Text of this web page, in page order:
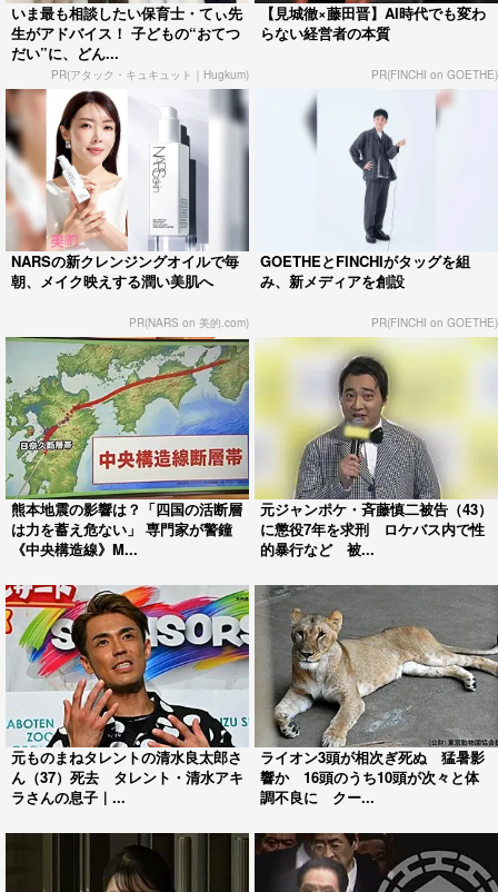
いま最も相談したい保育士・てぃ先
生がアドバイス！ 子どもの“おてつ
だい”に、どん...
PR(アタック・キュキュット｜Hugkum)
【見城徹×藤田晋】AI時代でも変わ
らない経営者の本質
PR(FINCHI on GOETHE)
NARSの新クレンジングオイルで毎
朝、メイク映えする潤い美肌へ
PR(NARS on 美的.com)
GOETHEとFINCHIがタッグを組
み、新メディアを創設
PR(FINCHI on GOETHE)
熊本地震の影響は？「四国の活断層
は力を蓄え危ない」 専門家が警鐘
《中央構造線》M...
元ジャンポケ・斉藤慎二被告（43）
に懲役7年を求刑 ロケバス内で性
的暴行など 被...
元ものまねタレントの清水良太郎さ
ん（37）死去 タレント・清水アキ
ラさんの息子｜...
ライオン3頭が相次ぎ死ぬ 猛暑影
響か 16頭のうち10頭が次々と体
調不良に クー...